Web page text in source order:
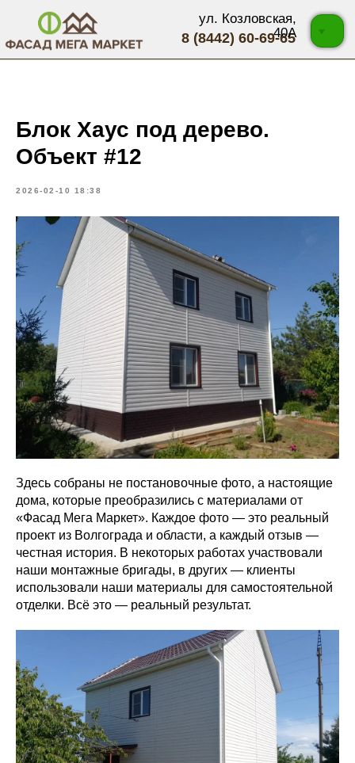
8 (8442) 60-69-65
ул. Козловская,
40А
Блок Хаус под дерево.
Объект #12
2026-02-10 18:38
Здесь собраны не постановочные фото, а настоящие
дома, которые преобразились с материалами от
«Фасад Мега Маркет». Каждое фото — это реальный
проект из Волгограда и области, а каждый отзыв —
честная история. В некоторых работах участвовали
наши монтажные бригады, в других — клиенты
использовали наши материалы для самостоятельной
отделки. Всё это — реальный результат.